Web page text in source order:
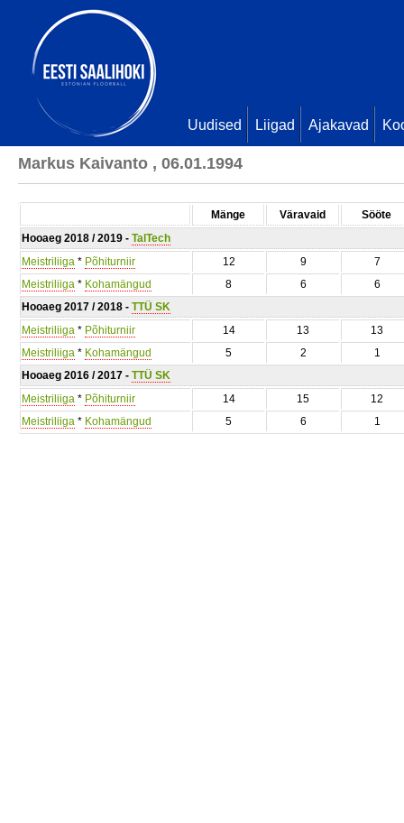
Uudised Liigad Ajakavad
Markus Kaivanto , 06.01.1994
Mänge Väravaid
Sööte
Hooaeg 2018 / 2019 - TalTech
Meistriliiga * Põhiturniir 12 9
7
Meistriliiga * Kohamängud 8 6
6
Hooaeg 2017 / 2018 - TTÜ SK
Meistriliiga * Põhiturniir 14 13
13
Meistriliiga * Kohamängud 5 2
1
Hooaeg 2016 / 2017 - TTÜ SK
Meistriliiga * Põhiturniir 14 15
12
Meistriliiga * Kohamängud 5 6 1